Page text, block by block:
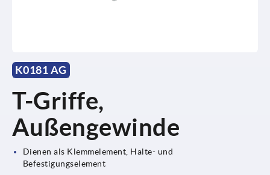
K0181 AG
T-Griffe,
Außengewinde
Dienen als Klemmelement, Halte- und
Befestigungselement